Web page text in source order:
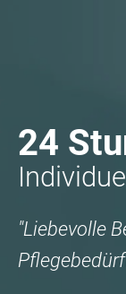
24
"Liebevolle